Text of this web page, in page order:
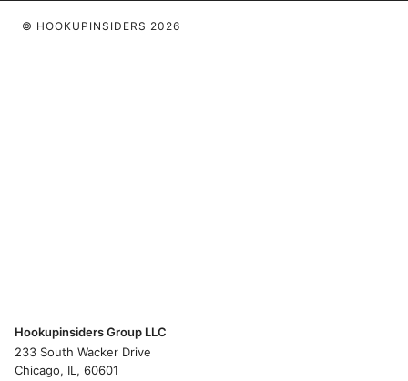
© HOOKUPINSIDERS 2026
Hookupinsiders Group LLC
233 South Wacker Drive
Chicago, IL, 60601